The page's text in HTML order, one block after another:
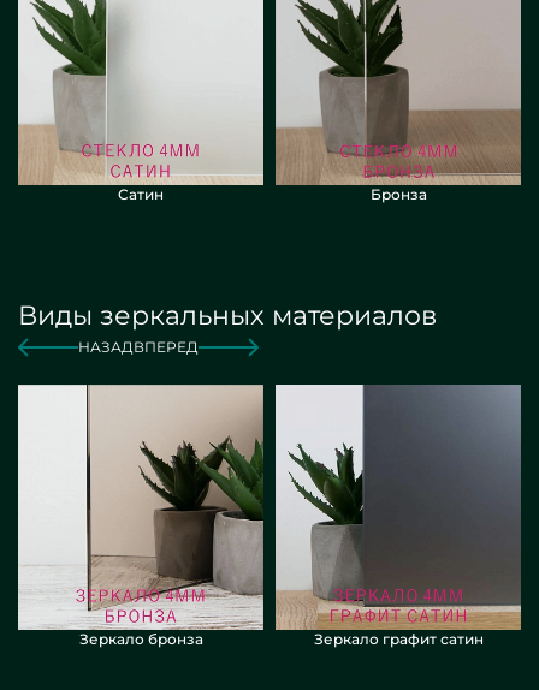
Сатин Бронза
Виды зеркальных материалов
НАЗАДВПЕРЕД
Зеркало бронза Зеркало графит сатин